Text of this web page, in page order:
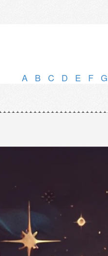
A B C D E F G